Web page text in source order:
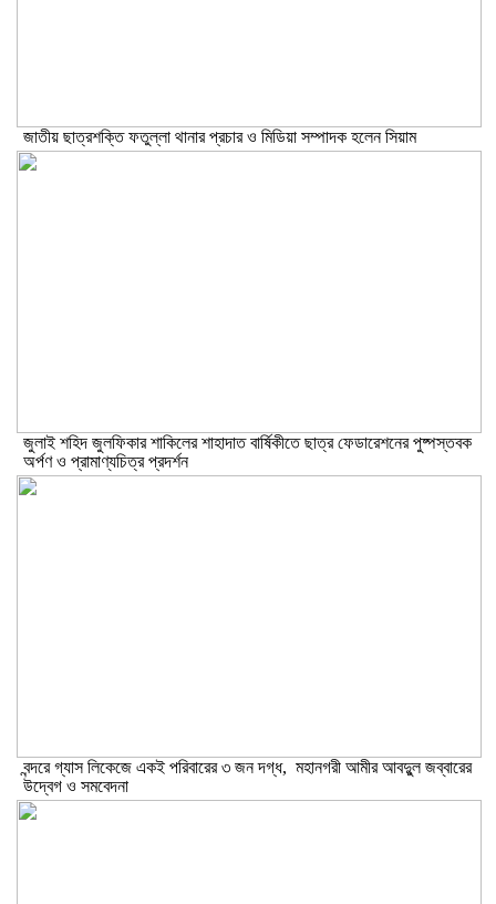
জাতীয় ছাত্রশক্তি ফতুল্লা থানার প্রচার ও মিডিয়া সম্পাদক হলেন সিয়াম
​জুলাই শহিদ জুলফিকার শাকিলের শাহাদাত বার্ষিকীতে ছাত্র ফেডারেশনের পুষ্পস্তবক
অর্পণ ও প্রামাণ্যচিত্র প্রদর্শন
বন্দরে গ্যাস লিকেজে একই পরিবারের ৩ জন দগ্ধ, মহানগরী আমীর আবদুুল জব্বারের
উদ্বেগ ও সমবেদনা